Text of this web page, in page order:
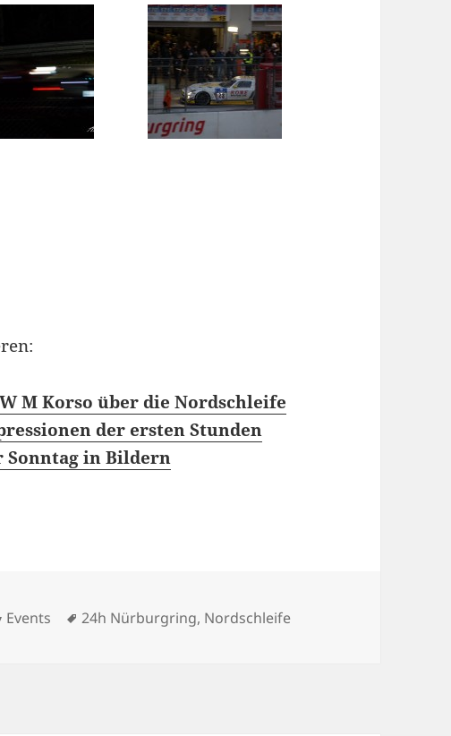
M Korso über die Nordschleife
der ersten Stunden
Sonntag in Bildern
Kategorien
Events Schlagwörter
24h Nürburgring, Nordschleife